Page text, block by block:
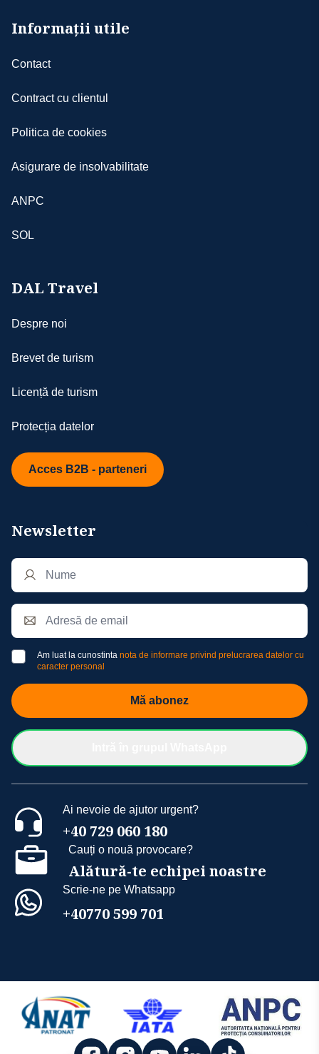
Informații utile
Contact
Contract cu clientul
Politica de cookies
Asigurare de insolvabilitate
ANPC
SOL
DAL Travel
Despre noi
Brevet de turism
Licență de turism
Protecția datelor
Acces B2B - parteneri
Newsletter
Am luat la cunostinta nota de informare privind prelucrarea datelor cu
caracter personal
Mă abonez
Ai nevoie de ajutor urgent?
+40 729 060 180
Cauți o nouă provocare?
Alătură-te echipei noastre
Scrie-ne pe Whatsapp
+40770 599 701